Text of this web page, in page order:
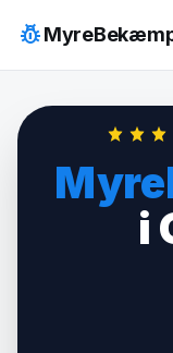
indhold
pest_control
i